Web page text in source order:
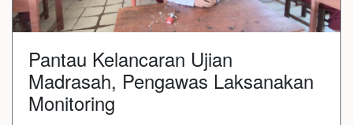
Pantau Kelancaran Ujian
Madrasah, Pengawas Laksanakan
Monitoring